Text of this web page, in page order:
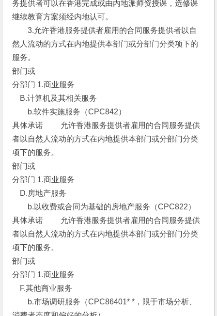
务提供者可以在香港完成或由内地派师资授课，选修课
继续教育方案须经内地认可。
3.允许香港服务提供者雇用的合同服务提供者以自
然人流动的方式在内地提供本部门或分部门分类项下的
服务。
部门或
分部门 1.商业服务
B.计算机及其相关服务
b.软件实施服务（CPC842）
具体承诺 　　允许香港服务提供者雇用的合同服务提供
者以自然人流动的方式在内地提供本部门或分部门分类
项下的服务。
部门或
分部门 1.商业服务
D.房地产服务
b.以收费或合同为基础的房地产服务（CPC822）
具体承诺 　　允许香港服务提供者雇用的合同服务提供
者以自然人流动的方式在内地提供本部门或分部门分类
项下的服务。
部门或
分部门 1.商业服务
F.其他商业服务
b.市场调研服务（CPC86401* *，限于市场分析、